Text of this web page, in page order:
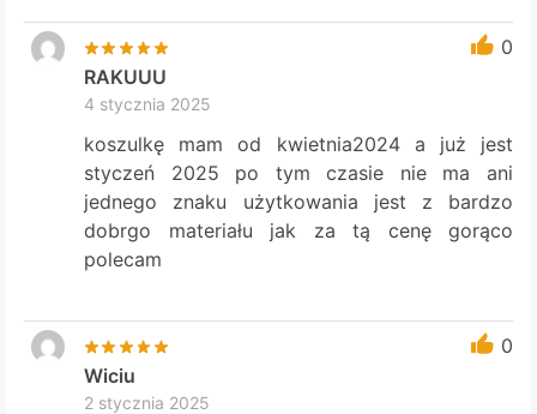
0
RAKUUU
4 stycznia 2025
koszulkę mam od kwietnia2024 a już jest
styczeń 2025 po tym czasie nie ma ani
jednego znaku użytkowania jest z bardzo
dobrgo materiału jak za tą cenę gorąco
polecam
0
Wiciu
2 stycznia 2025